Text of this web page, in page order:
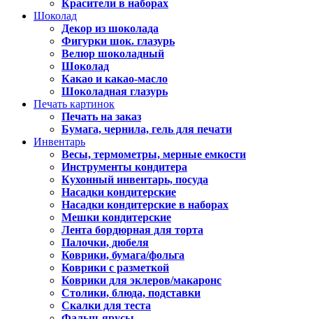
Красители в наборах
Шоколад
Декор из шоколада
Фигурки шок. глазурь
Велюр шоколадный
Шоколад
Какао и какао-масло
Шоколадная глазурь
Печать картинок
Печать на заказ
Бумага, чернила, гель для печати
Инвентарь
Весы, термометры, мерные емкости
Инструменты кондитера
Кухонный инвентарь, посуда
Насадки кондитерские
Насадки кондитерские в наборах
Мешки кондитерские
Лента бордюрная для торта
Палочки, дюбеля
Коврики, бумага/фольга
Коврики с разметкой
Коврики для эклеров/макаронс
Столики, блюда, подставки
Скалки для теста